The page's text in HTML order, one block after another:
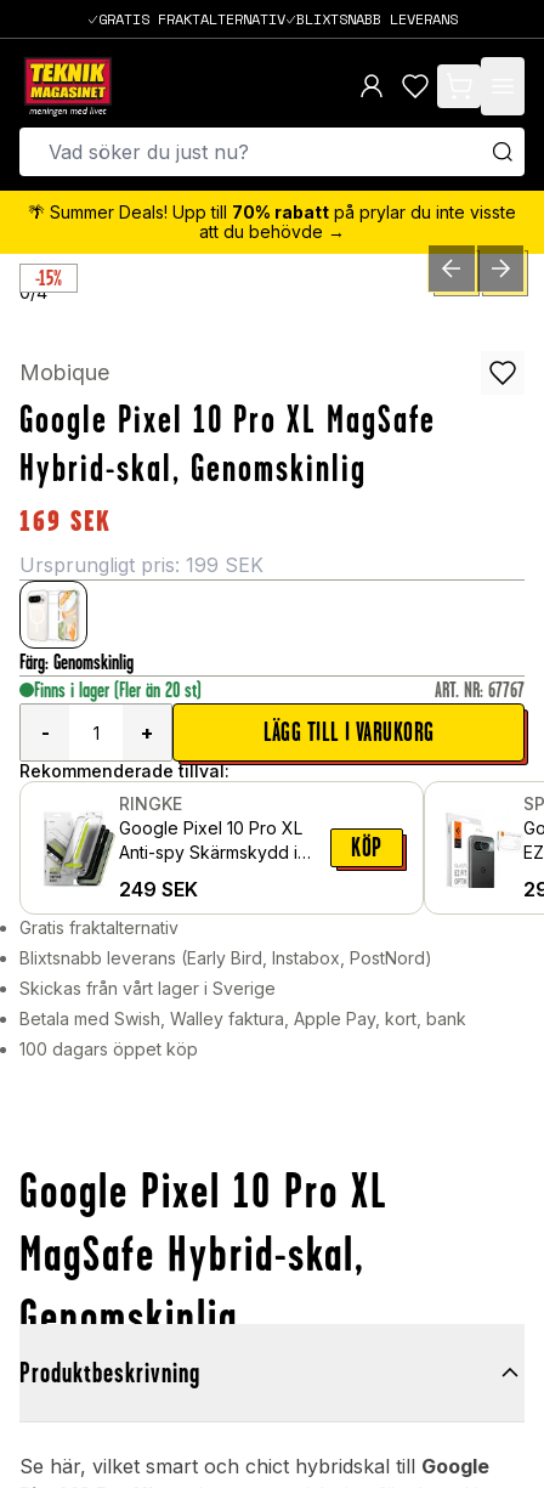
GRATIS FRAKTALTERNATIV BLIXTSNABB LEVERANS
items in cart,
🌴 Summer Deals! Upp till 70% rabatt på prylar du inte visste
att du behövde →
-15%
0/4 PREVIOUSNEXT
Mobique
Google Pixel 10 Pro XL MagSafe
Hybrid-skal, Genomskinlig
169 SEK
Ursprungligt pris: 199 SEK
Färg: Genomskinlig
Finns i lager (Fler än 20 st) ART. NR: 67767
-
+ LÄGG TILL I VARUKORG
Rekommenderade tillval:
RINGKE
Google Pixel 10 Pro XL
Anti-spy Skärmskydd i
(2-pack)
249 SEK
KÖP
Gratis fraktalternativ
Blixtsnabb leverans (Early Bird, Instabox, PostNord)
Skickas från vårt lager i Sverige
Betala med Swish, Walley faktura, Apple Pay, kort, bank
100 dagars öppet köp
Google Pixel 10 Pro XL
MagSafe Hybrid-skal,
Genomskinlig
Produktbeskrivning
Se här, vilket smart och chict hybridskal till Google